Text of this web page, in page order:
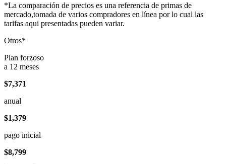
*La comparación de precios es una referencia de primas de
mercado,tomada de varios compradores en línea por lo cual las
tarifas aqui presentadas pueden variar.
Otros*
Plan forzoso
a 12 meses
$7,371
anual
$1,379
pago inicial
$8,799